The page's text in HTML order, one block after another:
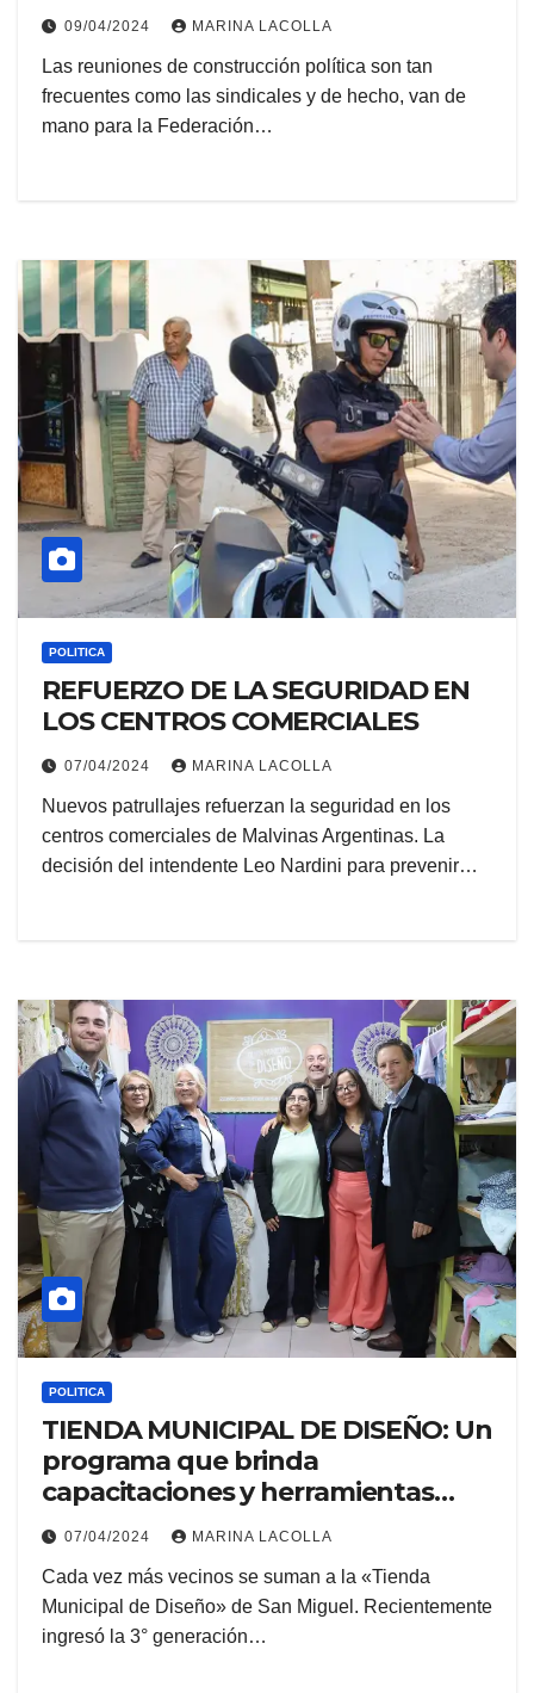
09/04/2024 MARINA LACOLLA
Las reuniones de construcción política son tan
frecuentes como las sindicales y de hecho, van de
mano para la Federación…
POLITICA
REFUERZO DE LA SEGURIDAD EN
LOS CENTROS COMERCIALES
07/04/2024 MARINA LACOLLA
Nuevos patrullajes refuerzan la seguridad en los
centros comerciales de Malvinas Argentinas. La
decisión del intendente Leo Nardini para prevenir…
POLITICA
TIENDA MUNICIPAL DE DISEÑO: Un
programa que brinda
capacitaciones y herramientas
para emprendedores.
07/04/2024 MARINA LACOLLA
Cada vez más vecinos se suman a la «Tienda
Municipal de Diseño» de San Miguel. Recientemente
ingresó la 3° generación…